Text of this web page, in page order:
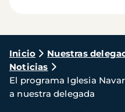
Ruta
de
navegación
Inicio Nuestras
Noticias
El programa Iglesia
a nuestra delegada